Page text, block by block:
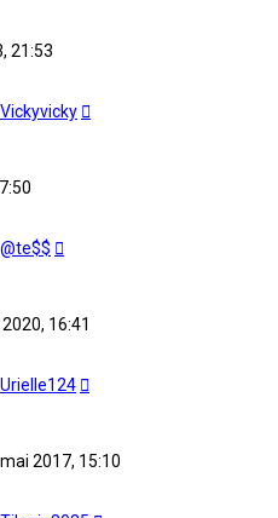
21:53
Vickyvicky
@te$$
16:41
Urielle124
2017, 15:10